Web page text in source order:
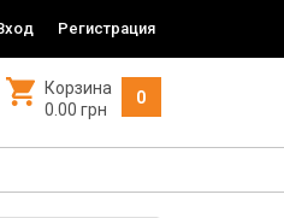
Регистрация
0
Корзина
0.00 грн